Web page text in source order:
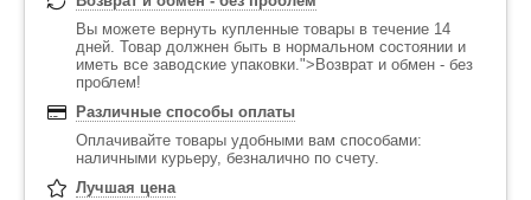
Вы можете вернуть купленные товары в течение 14
дней. Товар должнен быть в нормальном состоянии и
иметь все заводские упаковки.">Возврат и обмен - без
проблем!
Различные способы оплаты
Оплачивайте товары удобными вам способами:
наличными курьеру, безналично по счету.
Лучшая цена